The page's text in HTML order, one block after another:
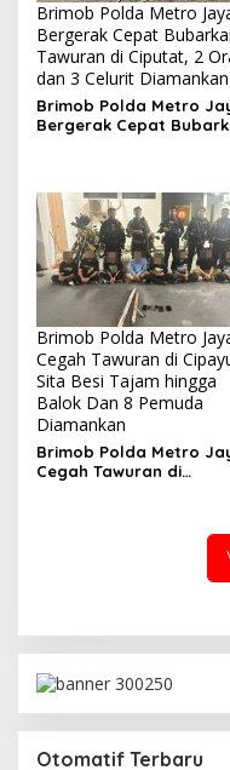
Brimob Polda Metro
Bergerak Cepat
Tawuran di Ciputat, 2
dan 3 Celurit Diamankan
Brimob Polda Metro
Bergerak Cepat
Brimob Polda Metro
Cegah Tawuran di
Sita Besi Tajam hingga
Balok Dan 8 Pemuda
Diamankan
Brimob Polda Metro
Cegah Tawuran di
Otomatif Terbaru